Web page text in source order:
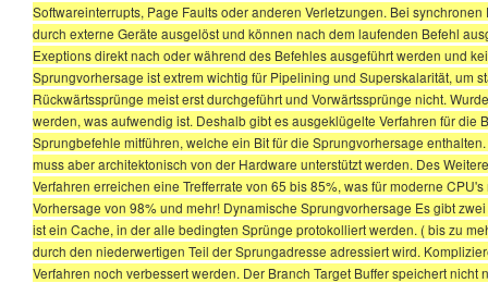
Softwareinterrupts, Page Faults oder anderen Verletzungen. Bei
durch externe Geräte ausgelöst und können nach dem laufenden Befehl
Exeptions direkt nach oder während des Befehles ausgeführt werden und
Sprungvorhersage ist extrem wichtig für Pipelining und Superskalarität, um
Rückwärtssprünge meist erst durchgeführt und Vorwärtssprünge nicht.
werden, was aufwendig ist. Deshalb gibt es ausgeklügelte Verfahren für
Sprungbefehle mitführen, welche ein Bit für die Sprungvorhersage
muss aber architektonisch von der Hardware unterstützt werden. Des
Verfahren erreichen eine Trefferrate von 65 bis 85%, was für moderne
Vorhersage von 98% und mehr! Dynamische Sprungvorhersage Es gibt
ist ein Cache, in der alle bedingten Sprünge protokolliert werden. ( bis zu
durch den niederwertigen Teil der Sprungadresse adressiert wird.
Verfahren noch verbessert werden. Der Branch Target Buffer speichert